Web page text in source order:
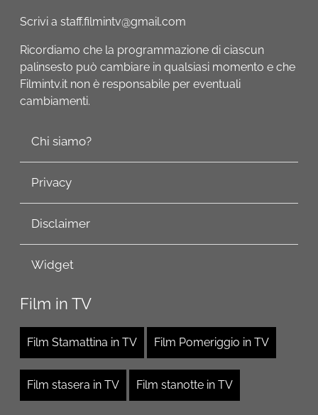
Scrivi a staff.filmintv@gmail.com
Ricordiamo che la programmazione di ciascun
palinsesto può cambiare in qualsiasi momento e che
Filmintv.it non è responsabile per eventuali
cambiamenti.
Chi siamo?
Privacy
Disclaimer
Widget
Film in TV
Film Stamattina in TV Film Pomeriggio in TV
Film stasera in TV Film stanotte in TV